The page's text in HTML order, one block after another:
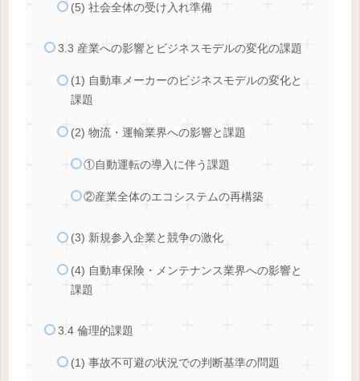
(5) 社会全体の受け入れ準備
3.3 産業への影響とビジネスモデルの変化の課題
(1) 自動車メーカーのビジネスモデルの変化と
課題
(2) 物流・運輸業界への影響と課題
①自動運転の導入に伴う課題
②産業全体のエコシステムの再構築
(3) 新規参入企業と競争の激化
(4) 自動車保険・メンテナンス業界への影響と
課題
3.4 倫理的課題
(1) 事故不可避の状況での判断基準の問題